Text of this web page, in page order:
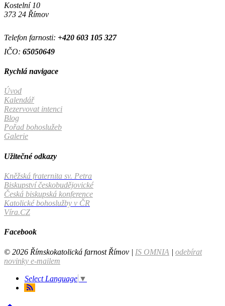
Kostelní 10
373 24 Římov
Telefon farnosti: +420 603 105 327
IČO: 65050649
Rychlá navigace
Úvod
Kalendář
Rezervovat intenci
Blog
Pořad bohoslužeb
Galerie
Užitečné odkazy
Kněžská fraternita sv. Petra
Biskupství českobudějovické
Česká biskupská konference
Katolické bohoslužby v ČR
Víra.CZ
Facebook
© 2026 Římskokatolická farnost Římov | IS OMNIA | odebírat
novinky e-mailem
Select Language ▼